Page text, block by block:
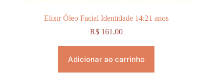
Elixir Óleo Facial Identidade 14:21 anos
R$161,00
Adicionar ao carrinho